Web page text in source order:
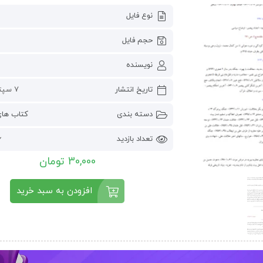
نوع فایل
حجم فایل
نویسنده
تاریخ انتشار 7 سپتامبر 2024
دسته بندی کتاب
تعداد بازدید
30,000 تومان
افزودن به سبد خرید